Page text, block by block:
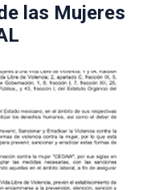
las Mujeres